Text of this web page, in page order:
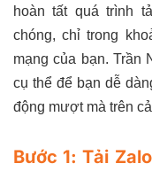
hoàn tất quá trình
chóng, chỉ trong
mạng của bạn. Trần
cụ thể để bạn dễ
động mượt mà trên
Bước 1: Tải